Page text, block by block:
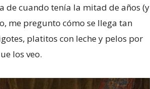
de cuando tenía la mitad de años (y
me pregunto cómo se llega tan
platitos con leche y pelos por
los veo.